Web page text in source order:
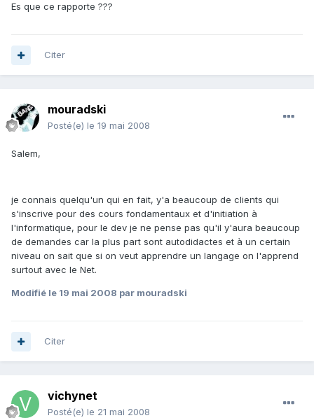
Es que ce rapporte ???
Citer
mouradski
Posté(e) le 19 mai 2008
Salem,
je connais quelqu'un qui en fait, y'a beaucoup de clients qui
s'inscrive pour des cours fondamentaux et d'initiation à
l'informatique, pour le dev je ne pense pas qu'il y'aura beaucoup
de demandes car la plus part sont autodidactes et à un certain
niveau on sait que si on veut apprendre un langage on l'apprend
surtout avec le Net.
Modifié le 19 mai 2008 par mouradski
Citer
vichynet
Posté(e) le 21 mai 2008